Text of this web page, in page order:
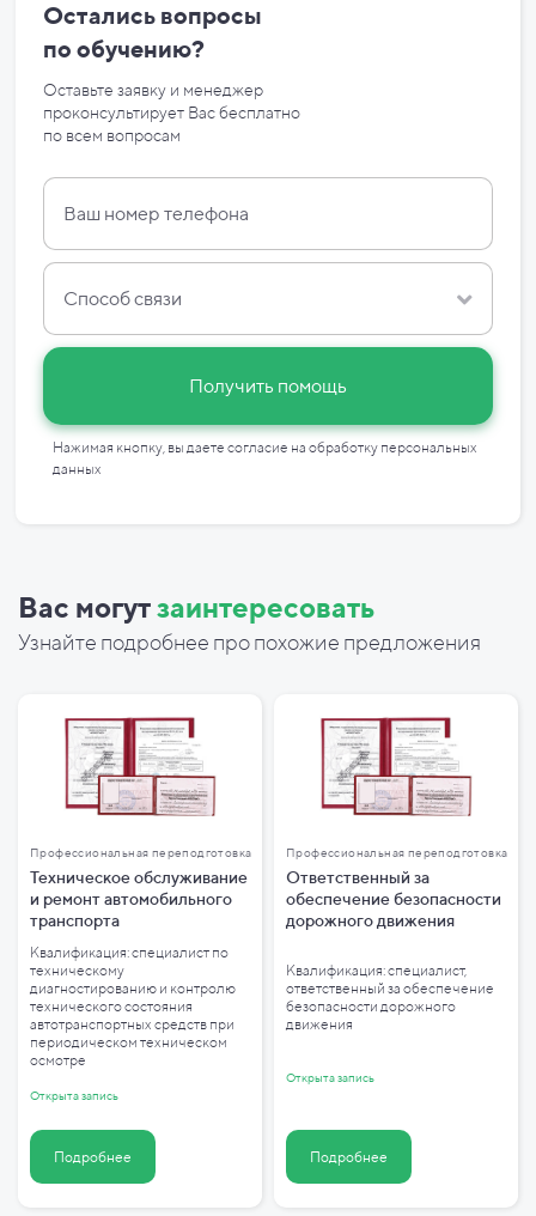
Остались вопросы
по обучению?
Оставьте заявку и менеджер
проконсультирует Вас бесплатно
по всем вопросам
Способ связи
Получить помощь
Нажимая кнопку, вы даете согласие на обработку персональных
данных
Вас могутзаинтересовать
Узнайте подробнее про похожие предложения
Профессиональная переподготовка
Техническое обслуживание
и ремонт автомобильного
транспорта
Квалификация: специалист по
техническому
диагностированию и контролю
технического состояния
автотранспортных средств при
периодическом техническом
осмотре
Открыта запись
Подробнее
Профессиональная переподготовка
Ответственный за
обеспечение безопасности
дорожного движения
Квалификация: специалист,
ответственный за обеспечение
безопасности дорожного
движения
Открыта запись
Подробнее